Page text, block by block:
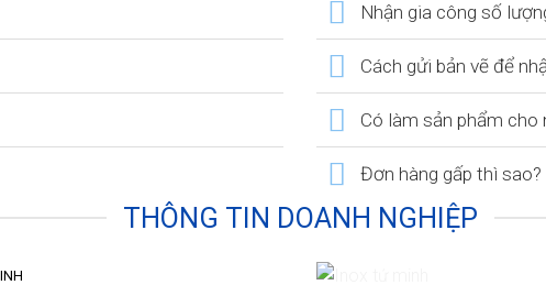
Nhận gia công số
Cách gửi bản vẽ để
Có làm sản phẩm cho
Đơn hàng gấp thì sao?
THÔNG TIN DOANH NGHIỆP